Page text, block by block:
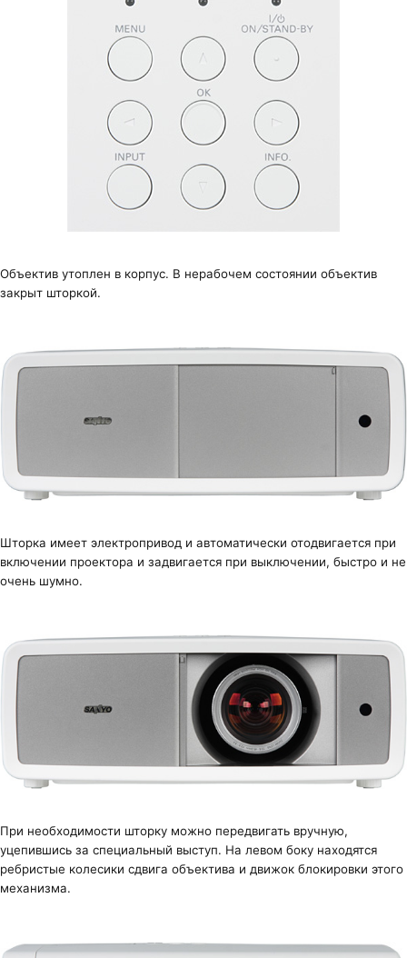
Объектив утоплен в корпус. В нерабочем состоянии объектив
закрыт шторкой.
Шторка имеет электропривод и автоматически отодвигается при
включении проектора и задвигается при выключении, быстро и не
очень шумно.
При необходимости шторку можно передвигать вручную,
уцепившись за специальный выступ. На левом боку находятся
ребристые колесики сдвига объектива и движок блокировки этого
механизма.